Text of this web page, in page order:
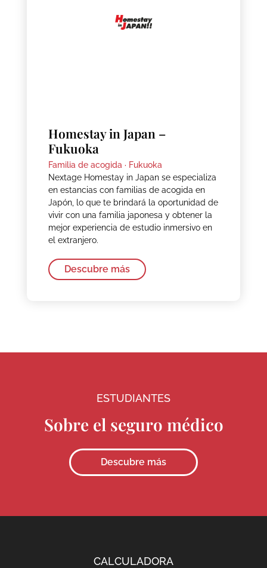
Homestay in Japan –
Fukuoka
Familia de acogida · Fukuoka
Nextage Homestay in Japan se especializa
en estancias con familias de acogida en
Japón, lo que te brindará la oportunidad de
vivir con una familia japonesa y obtener la
mejor experiencia de estudio inmersivo en
el extranjero.
Descubre más
ESTUDIANTES
Sobre el seguro médico
Descubre más
CALCULADORA